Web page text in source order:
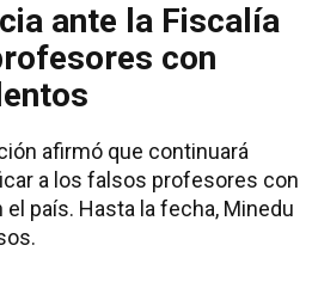
ante la Fiscalía
con
afirmó que continuará
a los falsos profesores con
país. Hasta la fecha, Minedu